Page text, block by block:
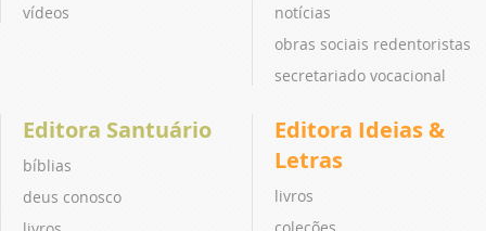
vídeos
notícias
obras sociais redentoristas
secretariado vocacional
Editora Santuário
bíblias
deus conosco
Editora Ideias &
Letras
livros
coleções